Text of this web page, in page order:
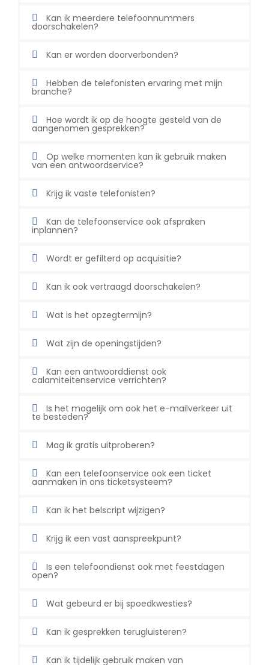
Kan ik meerdere telefoonnummers
doorschakelen?
Kan er worden doorverbonden?
Hebben de telefonisten ervaring met mijn
branche?
Hoe wordt ik op de hoogte gesteld van de
aangenomen gesprekken?
Op welke momenten kan ik gebruik maken
van een antwoordservice?
Krijg ik vaste telefonisten?
Kan de telefoonservice ook afspraken
inplannen?
Wordt er gefilterd op acquisitie?
Kan ik ook vertraagd doorschakelen?
Wat is het opzegtermijn?
Wat zijn de openingstijden?
Kan een antwoorddienst ook
calamiteitenservice verrichten?
Is het mogelijk om ook het e-mailverkeer uit
te besteden?
Mag ik gratis uitproberen?
Kan een telefoonservice ook een ticket
aanmaken in ons ticketsysteem?
Kan ik het belscript wijzigen?
Krijg ik een vast aanspreekpunt?
Is een telefoondienst ook met feestdagen
open?
Wat gebeurd er bij spoedkwesties?
Kan ik gesprekken terugluisteren?
Kan ik tijdelijk gebruik maken van